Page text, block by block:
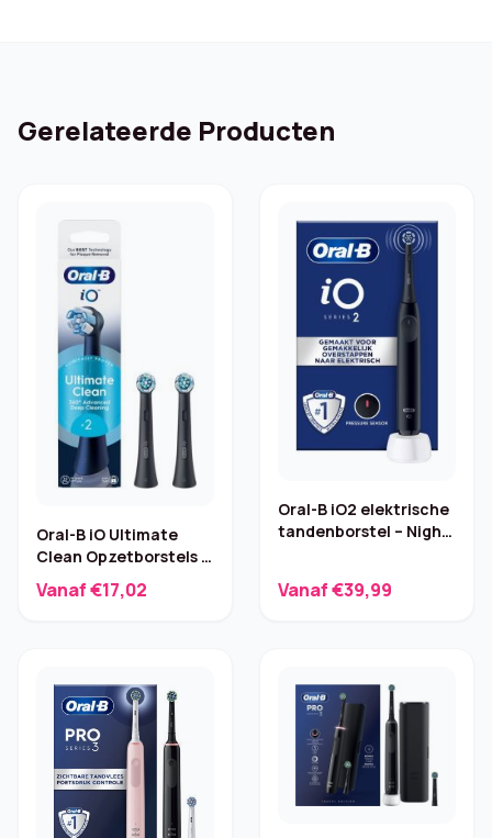
Gerelateerde Producten
Oral-B iO Ultimate
Clean Opzetborstels –
2 stuks, zwart
Vanaf €17,02
Oral-B iO2 elektrische
tandenborstel – Night
Vanaf €39,99